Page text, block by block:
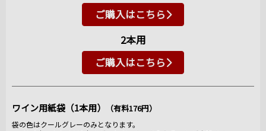
ご購入はこちら
2本用
ご購入はこちら
ワイン用紙袋（1本用） （有料176円）
袋の色はクールグレーのみとなります。